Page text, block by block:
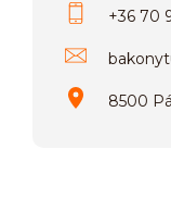
+36 70
8500